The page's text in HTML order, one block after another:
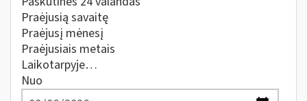
Praėjusią savaitę
Praėjusį mėnesį
Praėjusiais metais
Laikotarpyje…
Nuo